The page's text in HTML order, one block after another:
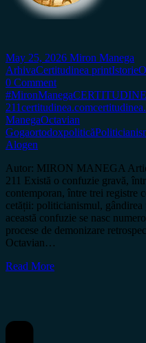
May 25, 2026 Miron Manega
ArhivaCertitudinea printIstorie
0 Comment
#MironManega
211certitudinea.com
ManegaOctavian
Gogaortodoxpolitică
Alogen
Autor: MIRON MANEGA
211 Există o confuzie gravă,
contemporan, între trei registre
cetății: politicianismul,
această confuzie se nasc
procese de demonizare
Octavian…
Read More